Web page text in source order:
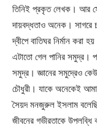
তিনিই প্রকৃত লেখক। আর
দায়বদ্ধতাও অনেক। সাগরে
দ্বীপে বাতিঘর নির্মান করা
এটাতো গেল পানির সমুদ্র।
সমুদ্র। জ্ঞানের সমুদ্রেও
চৌধুরী। যাকে অনেকেই
সৈয়দ মনজুরুল ইসলাম
জীবনের গভীরতাকে উপলব্ধি